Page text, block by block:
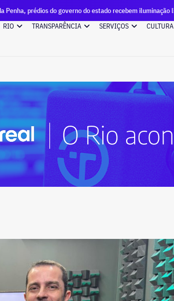
do governo do estado recebem iluminação lilás
RIO TRANSPARÊNCIA SERVIÇOS CULTURA